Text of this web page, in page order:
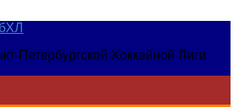
Петербургской Хоккейной Лиги